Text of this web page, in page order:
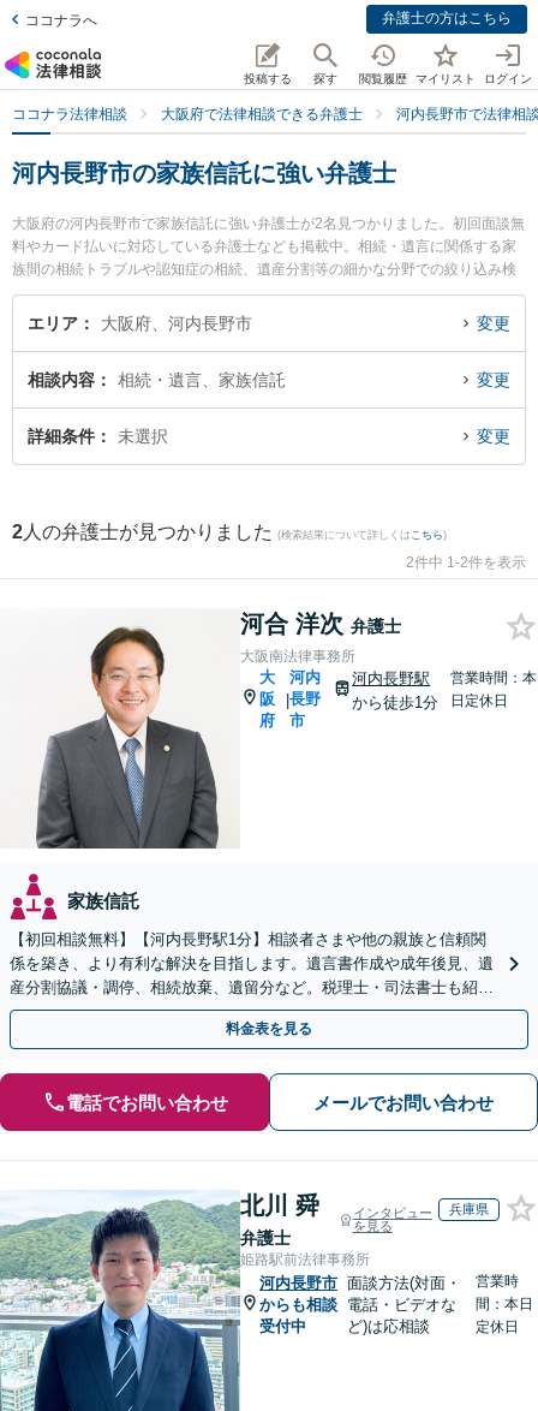
ココナラへ 弁護士の方はこちら
投稿する 探す 閲覧履歴 マイリスト ログイン
ココナラ法律相談 大阪府で法律相談できる弁護士 河内長野市で法律相
河内長野市の家族信託に強い弁護士
大阪府の河内長野市で家族信託に強い弁護士が2名見つかりました。初回面談無
料やカード払いに対応している弁護士なども掲載中。相続・遺言に関係する家
族間の相続トラブルや認知症の相続、遺産分割等の細かな分野での絞り込み検
索もでき便利です。特に大阪南法律事務所の河合 洋次弁護士や大阪南法律事務
所の原田 章恵弁護士のプロフィール情報や弁護士費用、強みなどが注目されて
検索したい』『初回相談無料で家族信託を法律相談できる河内長野市内の弁護
士に相談予約したい』などでお困りの相談者さんにおすすめです。
エリア 大阪府、河内長野市 変更
相談内容 相続・遺言、家族信託 変更
詳細条件 未選択 変更
2 人の弁護士が見つかりました (検索結果について詳しくは こちら)
2件中 1-2件を表示
河合 洋次 弁護士
大阪南法律事務所
大
阪
府
|
河内
長野
市
河内長野駅
から徒歩1分
営業時間：本
日定休日
家族信託
【初回相談無料】【河内長野駅1分】相談者さまや他の親族と信頼関
係を築き、より有利な解決を目指します。遺言書作成や成年後見、遺
産分割協議・調停、相続放棄、遺留分など。税理士・司法書士も紹介
いたします【弁護士歴15年以上】
料金表を見る
電話でお問い合わせ メールでお問い合わせ
北川 舜
弁護士
インタビュー
を見る
兵庫県
姫路駅前法律事務所
河内長野市
からも相談
受付中
面談方法(対面・
電話・ビデオな
ど)は応相談
営業時
間：本日
定休日